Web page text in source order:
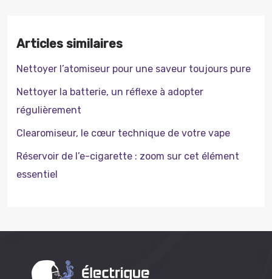
Articles similaires
Nettoyer l’atomiseur pour une saveur toujours pure
Nettoyer la batterie, un réflexe à adopter
régulièrement
Clearomiseur, le cœur technique de votre vape
Réservoir de l’e-cigarette : zoom sur cet élément
essentiel